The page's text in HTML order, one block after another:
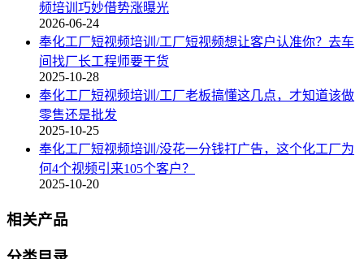
频培训巧妙借势涨曝光
2026-06-24
奉化工厂短视频培训/工厂短视频想让客户认准你？去车
间找厂长工程师要干货
2025-10-28
奉化工厂短视频培训/工厂老板搞懂这几点，才知道该做
零售还是批发
2025-10-25
奉化工厂短视频培训/没花一分钱打广告，这个化工厂为
何4个视频引来105个客户？
2025-10-20
相关产品